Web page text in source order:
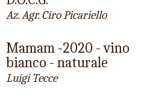
Az. Agr. Ciro Picariello
Mamam -2020 - vino
bianco - naturale
Luigi Tecce